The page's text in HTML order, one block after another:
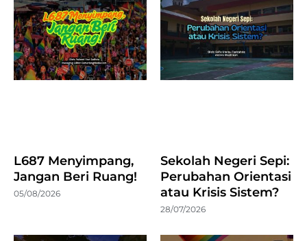
L687 Menyimpang,
Jangan Beri Ruang!
05/08/2026
Sekolah Negeri Sepi:
Perubahan Orientasi
atau Krisis Sistem?
28/07/2026